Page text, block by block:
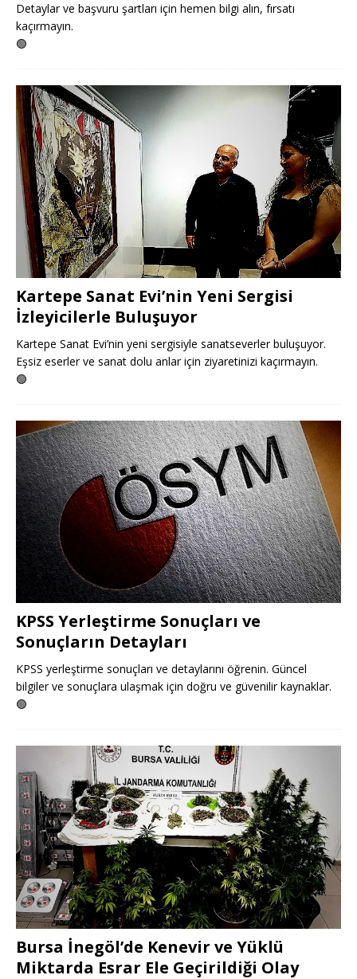
Detaylar ve başvuru şartları için hemen bilgi alın, fırsatı
kaçırmayın.
🟢
Kartepe Sanat Evi’nin Yeni Sergisi
İzleyicilerle Buluşuyor
Kartepe Sanat Evi’nin yeni sergisiyle sanatseverler buluşuyor.
Eşsiz eserler ve sanat dolu anlar için ziyaretinizi kaçırmayın.
🟢
KPSS Yerleştirme Sonuçları ve
Sonuçların Detayları
KPSS yerleştirme sonuçları ve detaylarını öğrenin. Güncel
bilgiler ve sonuçlara ulaşmak için doğru ve güvenilir kaynaklar.
🟢
Bursa İnegöl’de Kenevir ve Yüklü
Miktarda Esrar Ele Geçirildiği Olay